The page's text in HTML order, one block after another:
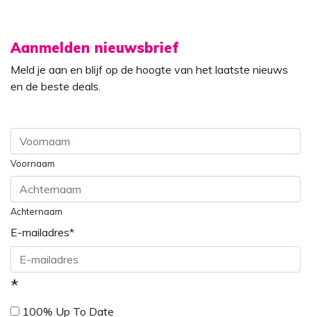
Aanmelden nieuwsbrief
Meld je aan en blijf op de hoogte van het laatste nieuws
en de beste deals.
Voornaam
Achternaam
E-mailadres*
*
100% Up To Date